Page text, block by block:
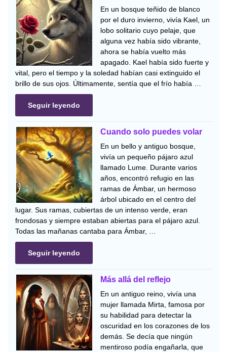
En un bosque teñido de blanco
por el duro invierno, vivía Kael, un
lobo solitario cuyo pelaje, que
alguna vez había sido vibrante,
ahora se había vuelto más
apagado. Kael había sido fuerte y
vital, pero el tiempo y la soledad habían casi extinguido el
brillo de sus ojos. Últimamente, sentía que el frío había …
Seguir leyendo
Cuando solo puedes volar
En un bello y antiguo bosque,
vivía un pequeño pájaro azul
llamado Lume. Durante varios
años, encontró refugio en las
ramas de Ámbar, un hermoso
árbol ubicado en el centro del
lugar. Sus ramas, cubiertas de un intenso verde, eran
frondosas y siempre estaban abiertas para el pájaro azul.
Todas las mañanas cantaba para Ámbar, …
Seguir leyendo
Más allá del reflejo
En un antiguo reino, vivía una
mujer llamada Mirta, famosa por
su habilidad para detectar la
oscuridad en los corazones de los
demás. Se decía que ningún
mentiroso podía engañarla, que